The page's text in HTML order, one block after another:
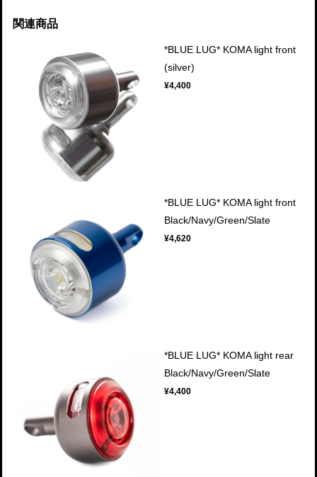
関連商品
*BLUE LUG* KOMA light front
(silver)
¥4,400
*BLUE LUG* KOMA light front
Black/Navy/Green/Slate
¥4,620
*BLUE LUG* KOMA light rear
Black/Navy/Green/Slate
¥4,400